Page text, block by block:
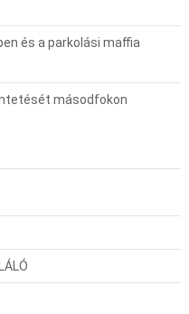
és a parkolási maffia
másodfokon